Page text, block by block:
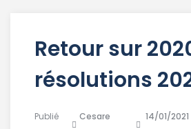
Retour sur
résolutions
Publié
Cesare
14/01/2021